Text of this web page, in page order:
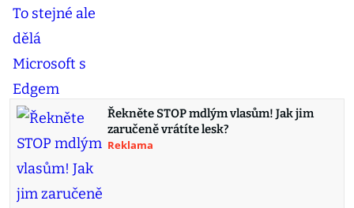
Řekněte STOP mdlým vlasům! Jak jim
zaručeně vrátíte lesk?
Reklama